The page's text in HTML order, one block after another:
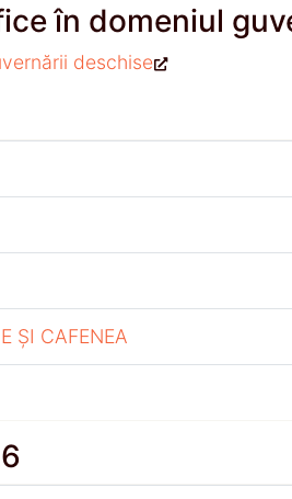
în domeniul
deschise
ȘI CAFENEA